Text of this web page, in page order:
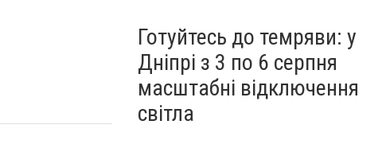
Готуйтесь до темряви: у
Дніпрі з 3 по 6 серпня
масштабні відключення
світла